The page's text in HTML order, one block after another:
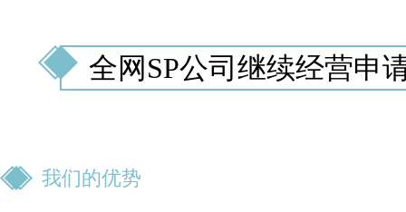
全网SP公司继续经营申
我们的优势